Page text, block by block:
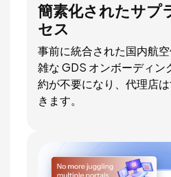
簡素化されたサプ
セス
事前に統合された国内航
雑な GDS オンボーディン
約が不要になり、代理店
きます。